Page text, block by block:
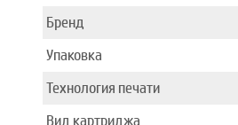
Бренд
Упаковка
Технология печати
Вид картриджа